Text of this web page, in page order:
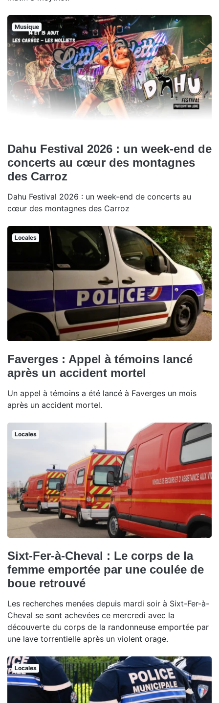
Musique
Dahu Festival 2026 : un week-end de
concerts au cœur des montagnes
des Carroz
Dahu Festival 2026 : un week-end de concerts au
cœur des montagnes des Carroz
Locales
Faverges : Appel à témoins lancé
après un accident mortel
Un appel à témoins a été lancé à Faverges un mois
après un accident mortel.
Locales
Sixt-Fer-à-Cheval : Le corps de la
femme emportée par une coulée de
boue retrouvé
Les recherches menées depuis mardi soir à Sixt-Fer-à-
Cheval se sont achevées ce mercredi avec la
découverte du corps de la randonneuse emportée par
une lave torrentielle après un violent orage.
Locales